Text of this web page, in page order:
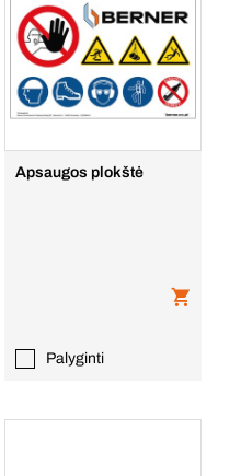
Apsaugos plokštė
Palyginti